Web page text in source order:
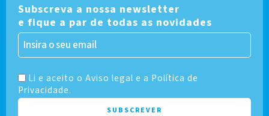
Subscreva a nossa newsletter
e fique a par de todas as novidades
Li e aceito o Aviso legal e a Política de
Privacidade.